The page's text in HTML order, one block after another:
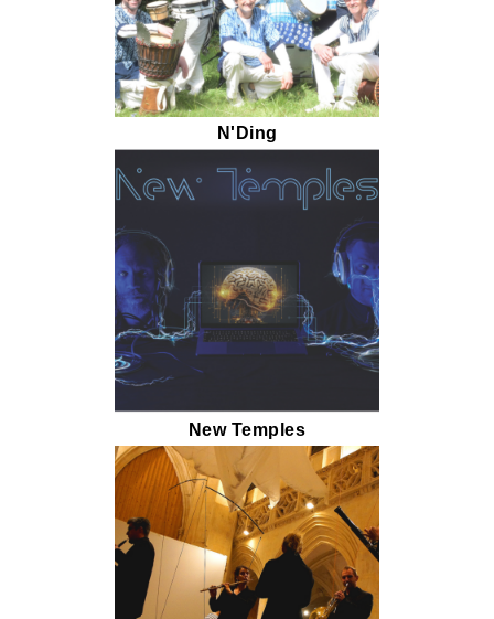
N'Ding
New Temples